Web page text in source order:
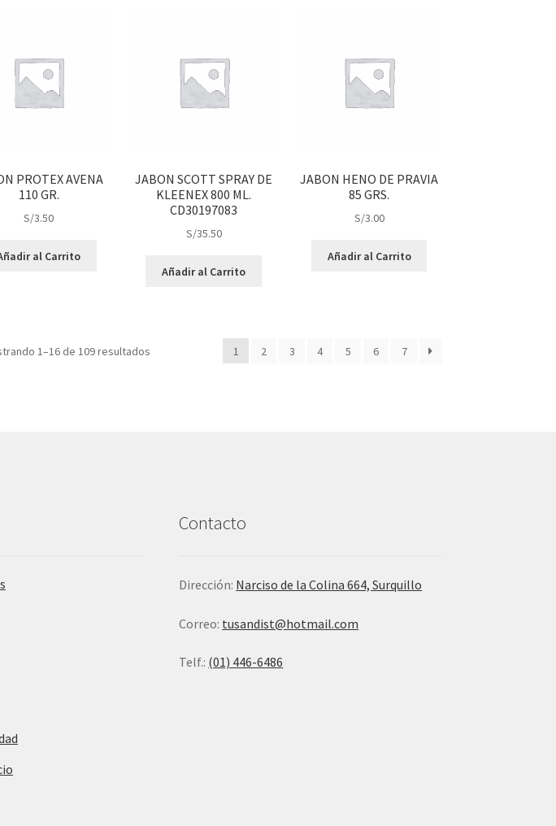
PROTEX AVENA
110 GR.
S/3.50
al Carrito
JABON SCOTT SPRAY DE
KLEENEX 800 ML.
CD30197083
S/35.50
Añadir al Carrito
JABON HENO DE PRAVIA
85 GRS.
S/3.00
Añadir al Carrito
1–16 de 109 resultados 1 2 3 4 5 6 7
Contacto
Dirección: Narciso de la Colina 664, Surquillo
Correo: tusandist@hotmail.com
Telf.: (01) 446-6486